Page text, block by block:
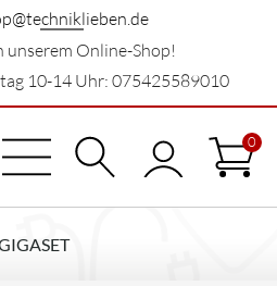
Online-Shop!
10-14 Uhr: 075425589010
0